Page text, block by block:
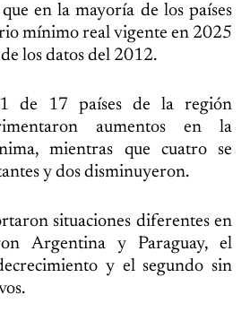
en la mayoría de los países
mínimo real vigente en 2025
los datos del 2012.
de 17 países de la región
aumentos en la
mientras que cuatro se
y dos disminuyeron.
situaciones diferentes en
Argentina y Paraguay, el
y el segundo sin